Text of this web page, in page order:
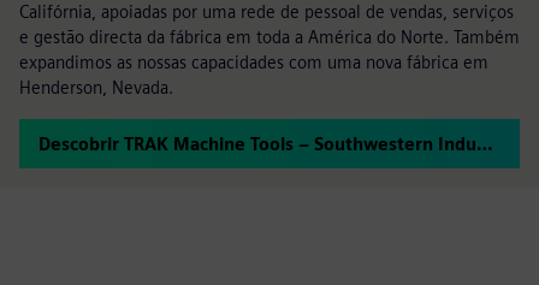
Califórnia, apoiadas por uma rede de pessoal de vendas, serviços
e gestão directa da fábrica em toda a América do Norte. Também
expandimos as nossas capacidades com uma nova fábrica em
Henderson, Nevada.
Descobrir TRAK Machine Tools – Southwestern Industries